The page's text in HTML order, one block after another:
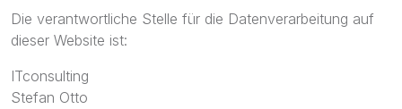
Die verantwortliche Stelle für die Datenverarbeitung auf
dieser Website ist:
ITconsulting
Stefan Otto